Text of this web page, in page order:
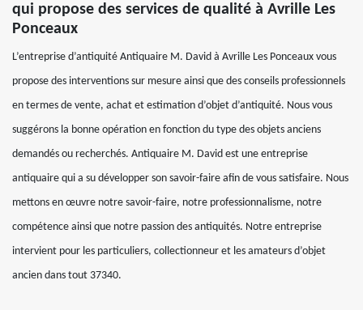
qui propose des services de qualité à Avrille Les
Ponceaux
L’entreprise d’antiquité Antiquaire M. David à Avrille Les Ponceaux vous
propose des interventions sur mesure ainsi que des conseils professionnels
en termes de vente, achat et estimation d’objet d’antiquité. Nous vous
suggérons la bonne opération en fonction du type des objets anciens
demandés ou recherchés. Antiquaire M. David est une entreprise
antiquaire qui a su développer son savoir-faire afin de vous satisfaire. Nous
mettons en œuvre notre savoir-faire, notre professionnalisme, notre
compétence ainsi que notre passion des antiquités. Notre entreprise
intervient pour les particuliers, collectionneur et les amateurs d’objet
ancien dans tout 37340.